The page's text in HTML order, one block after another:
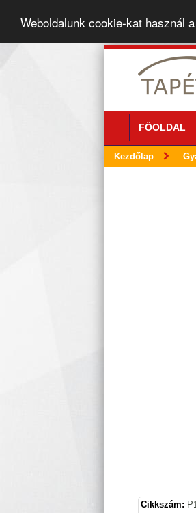
Weboldalunk cookie-kat használ
FŐOLDAL
Kezdőlap
Cikkszám: